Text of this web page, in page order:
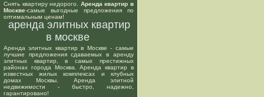
Снять квартиру недорого. Аренда квартир в
Москве-самые выгодные предложения по
оптимальным ценам!
аренда элитных квартир
в москве
Аренда элитных квартир в Москве - самые
лучшие предложения сдаваемых в аренду
элитных квартир, в самых престижных
районах города Москва. Аренда квартир в
известных жилых комплексах и клубных
домах Москвы. Аренда элитной
недвижимости - быстро, надежно,
гарантировано!